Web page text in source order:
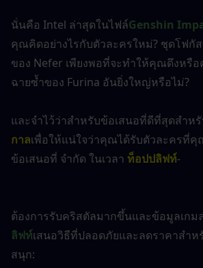
นั่นคือ Intel ล่าสุดในไฟล์Genshin
คุณคิดอย่างไรกับตัวละครใหม่? ชุดโฟกั
ของ Nefer เพียงพอที่จะทำให้คุณดึงหรื
ฉายซ้ำของ Furina อันยิ่งใหญ่หรือไม่?
และจำไว้ว่าสำหรับข้อเสนอที่ดีที่สุดสำห
กาลเพื่อให้แน่ใจว่าคุณได้รับตัวละครที่คุ
ข้อเสนอที่ จำกัด ในเวลา ท็อปปลิฟท์-
ต้องการรับคริสตัลมากขึ้นและข้อมูลเกม
ลิฟท์เสนอวิธีที่ปลอดภัยและลดราคาสำห
สนุก: